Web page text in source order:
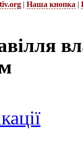
| Наша кнопка |